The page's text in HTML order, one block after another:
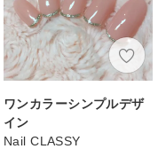
ワンカラーシンプルデザ
イン
Nail CLASSY